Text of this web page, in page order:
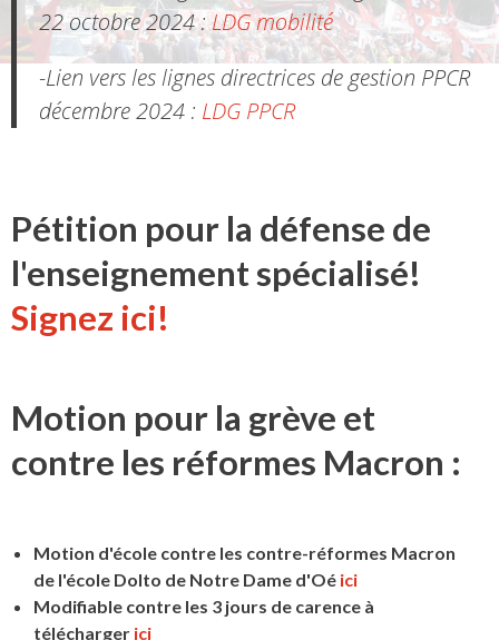
22 octobre 2024 :LDG mobilité
-Lien vers les lignes directrices de gestion PPCR
décembre 2024 : LDG PPCR
Pétition pour la défense de
l'enseignement spécialisé!
Signez ici!
Motion pour la grève et
contre les réformes Macron :
Motion d'école contre les contre-réformes Macron
de l'école Dolto de Notre Dame d'Oé ici
Modifiable contre les 3 jours de carence à
télécharger ici